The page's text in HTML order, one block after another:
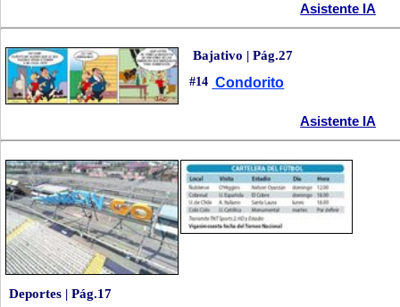
Asistente IA
Bajativo | Pág.27
#14 Condorito
Asistente IA
Deportes | Pág.17